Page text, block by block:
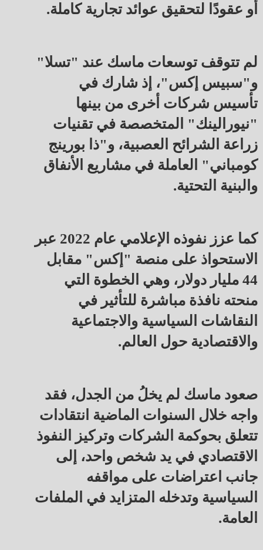
أو عقودًا لتحقيق عوائد تجارية كاملة.
لم تتوقف توسعات ماسك عند "تسلا"
و"سبيس إكس"، إذ شارك في
تأسيس شركات أخرى من بينها
"نيورالينك" المتخصصة في تقنيات
زراعة الشرائح العصبية، و"ذا بورينج
كومباني" العاملة في مشاريع الأنفاق
والبنية التحتية.
كما عزز نفوذه الإعلامي عام 2022 عبر
الاستحواذ على منصة "إكس" مقابل
44 مليار دولار، وهي الخطوة التي
منحته نافذة مباشرة للتأثير في
النقاشات السياسية والاجتماعية
والاقتصادية حول العالم.
صعود ماسك لم يخلُ من الجدل، فقد
واجه خلال السنوات الماضية انتقادات
تتعلق بحوكمة الشركات وتركيز النفوذ
الاقتصادي في يد شخص واحد، إلى
جانب اعتراضات على مواقفه
السياسية وتدخله المتزايد في الملفات
العامة.